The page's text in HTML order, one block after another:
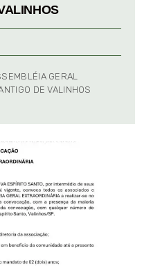
GERAL
DE VALINHOS